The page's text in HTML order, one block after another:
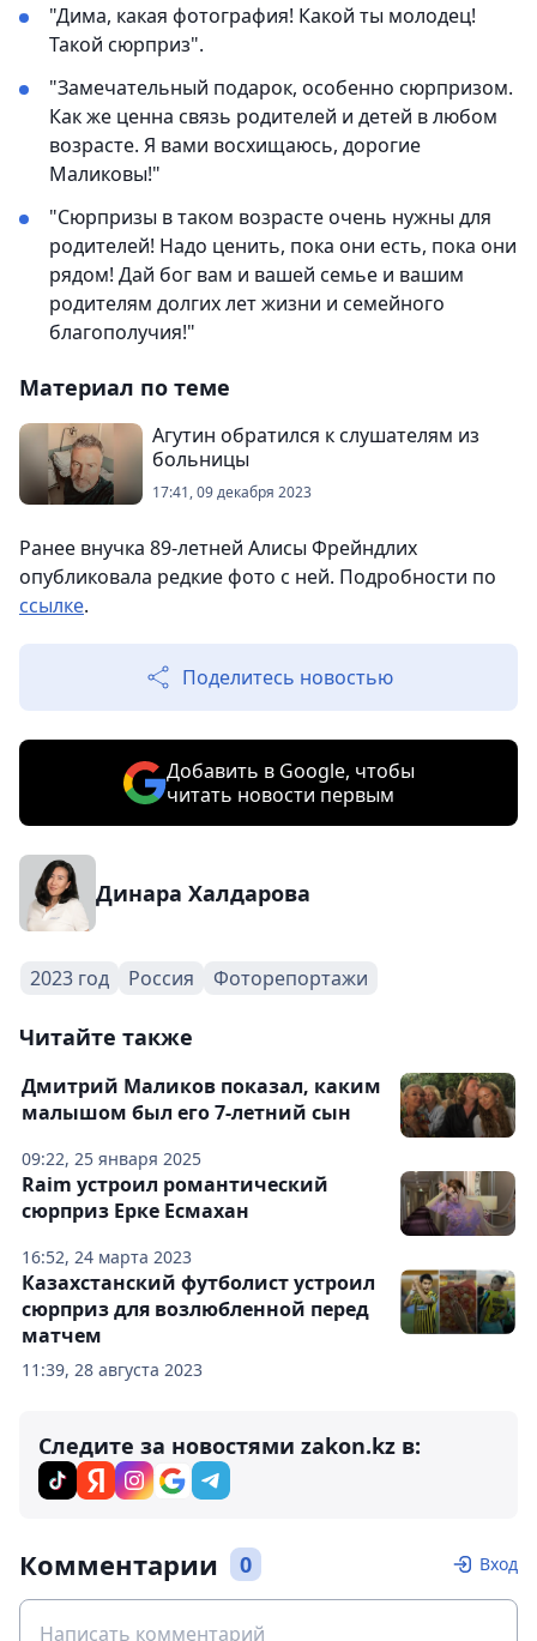
"Дима, какая фотография! Какой ты молодец!
Такой сюрприз".
"Замечательный подарок, особенно сюрпризом.
Как же ценна связь родителей и детей в любом
возрасте. Я вами восхищаюсь, дорогие
Маликовы!"
"Сюрпризы в таком возрасте очень нужны для
родителей! Надо ценить, пока они есть, пока они
рядом! Дай бог вам и вашей семье и вашим
родителям долгих лет жизни и семейного
благополучия!"
Материал по теме
Агутин обратился к слушателям из
больницы
17:41, 09 декабря 2023
Ранее внучка 89-летней Алисы Фрейндлих
опубликовала редкие фото с ней. Подробности по
ссылке.
Поделитесь новостью
Добавить в Google, чтобы
читать новости первым
Динара Халдарова
2023 год Россия Фоторепортажи
Читайте также
09:22, 25 января 2025
Дмитрий Маликов показал, каким
малышом был его 7-летний сын
16:52, 24 марта 2023
Raim устроил романтический
сюрприз Ерке Есмахан
11:39, 28 августа 2023
Казахстанский футболист устроил
сюрприз для возлюбленной перед
матчем
Следите за новостями zakon.kz в:
Комментарии 0 Вход